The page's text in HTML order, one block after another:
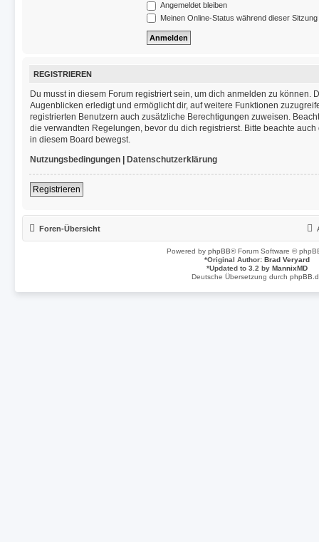
Angemeldet bleiben
Meinen Online-Status während dieser
REGISTRIEREN
Du musst in diesem Forum registriert sein, um dich anmelden zu können.
Augenblicken erledigt und ermöglicht dir, auf weitere Funktionen
registrierten Benutzern auch zusätzliche Berechtigungen zuweisen.
die verwandten Regelungen, bevor du dich registrierst. Bitte beachte
in diesem Board bewegst.
Nutzungsbedingungen | Datenschutzerklärung
Registrieren
Foren-Übersicht
Powered by phpBB® Forum Software ©
*Original Author: Brad Veryard
*Updated to 3.2 by MannixMD
Deutsche Übersetzung durch